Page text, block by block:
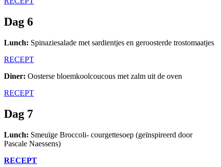
Dag 6
Lunch: Spinaziesalade met sardientjes en geroosterde trostomaatjes
RECEPT
Diner: Oosterse bloemkoolcoucous met zalm uit de oven
RECEPT
Dag 7
Lunch: Smeuïge Broccoli- courgettesoep (geïnspireerd door
Pascale Naessens)
RECEPT